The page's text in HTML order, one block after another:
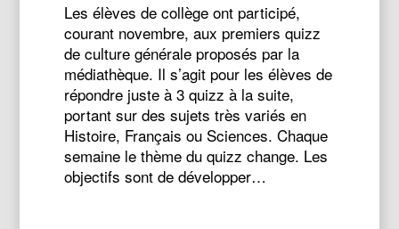
Les élèves de collège ont participé,
courant novembre, aux premiers quizz
de culture générale proposés par la
médiathèque. Il s’agit pour les élèves de
répondre juste à 3 quizz à la suite,
portant sur des sujets très variés en
Histoire, Français ou Sciences. Chaque
semaine le thème du quizz change. Les
objectifs sont de développer…